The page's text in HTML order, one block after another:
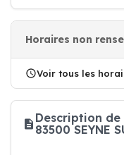
Horaires non
Voir tous les
Description de
83500 SEYNE